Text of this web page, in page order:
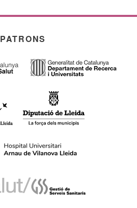
PATRONS